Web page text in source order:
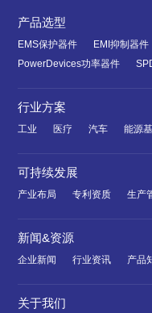
产品选型
EMS保护器件 EMI抑制器件
PowerDevices功率器件
行业方案
工业 医疗 汽车 能源
可持续发展
产业布局 专利资质 生产
新闻&资源
企业新闻 行业资讯 产品
关于我们